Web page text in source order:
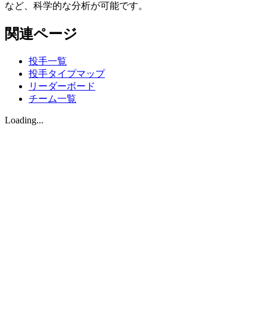
など、科学的な分析が可能です。
関連ページ
投手一覧
投手タイプマップ
リーダーボード
チーム一覧
Loading...